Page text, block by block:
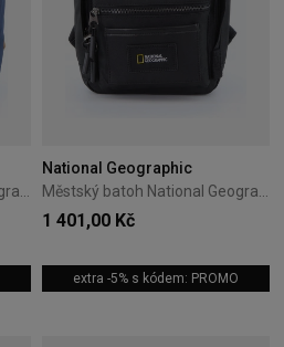
National Geographic
1 401,00 Kč
extra -5% s kódem: PROMO